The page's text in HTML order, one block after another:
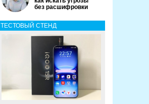
без расшифровки
ТЕСТОВЫЙ СТЕНД